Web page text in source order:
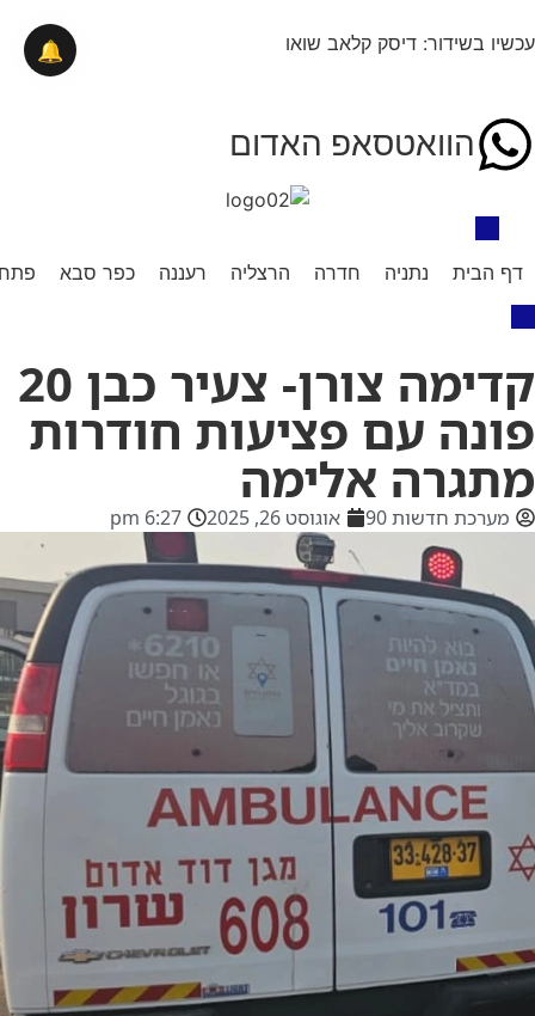
עכשיו בשידור: דיסק קלאב שואו
הוואטסאפ האדום
דף הבית נתניה חדרה הרצליה רעננה כפר סבא
קדימה צורן- צעיר כבן 20
פונה עם פציעות חודרות
מתגרה אלימה
מערכת חדשות 90 אוגוסט 26, 2025 6:27 pm
🔔